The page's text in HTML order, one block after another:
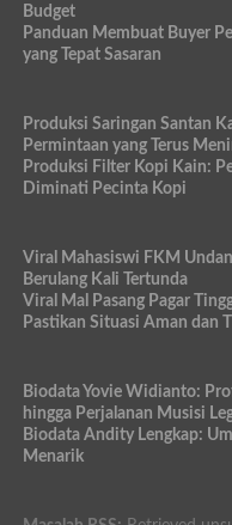
Budget
Panduan Membuat Buyer
yang Tepat Sasaran
Produksi Saringan Santan
Permintaan yang Terus
Produksi Filter Kopi Kain:
Diminati Pecinta Kopi
Viral Mahasiswi FKM
Berulang Kali Tertunda
Viral Mal Pasang Pagar
Pastikan Situasi Aman dan
Biodata Yovie Widianto:
hingga Perjalanan Musisi
Biodata Andity Lengkap:
Menarik